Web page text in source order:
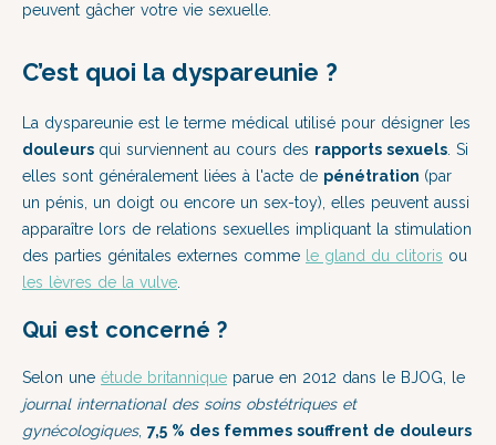
peuvent gâcher votre vie sexuelle.
C’est quoi la dyspareunie ?
La dyspareunie est le terme médical utilisé pour désigner les
douleurs qui surviennent au cours des rapports sexuels . Si
elles sont généralement liées à l'acte de pénétration (par
un pénis, un doigt ou encore un sex-toy), elles peuvent aussi
apparaître lors de relations sexuelles impliquant la stimulation
des parties génitales externes comme le gland du clitoris ou
les lèvres de la vulve
Qui est concerné ?
Selon une étude britannique parue en 2012 dans le BJOG, le
journal international des soins obstétriques et
gynécologiques, 7,5 % des femmes souffrent de douleurs